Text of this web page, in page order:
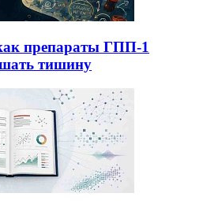
препараты ГПП-1
тишину